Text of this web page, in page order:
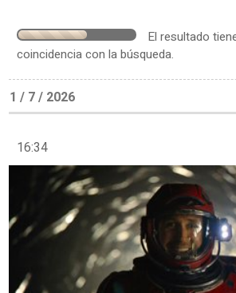
El resultado
coincidencia con la búsqueda.
1 / 7 / 2026
16:34